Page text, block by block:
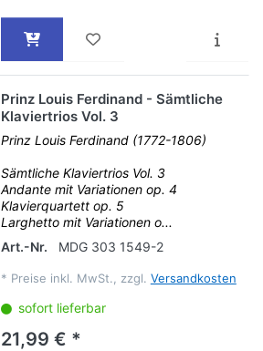
Prinz Louis Ferdinand - Sämtliche
Klaviertrios Vol. 3
Prinz Louis Ferdinand (1772-1806)
Sämtliche Klaviertrios Vol. 3
Andante mit Variationen op. 4
Klavierquartett op. 5
Larghetto mit Variationen o...
Art.-Nr.
MDG 303 1549-2
* Preise inkl. MwSt., zzgl. Versandkosten
sofort lieferbar
21,99 € *